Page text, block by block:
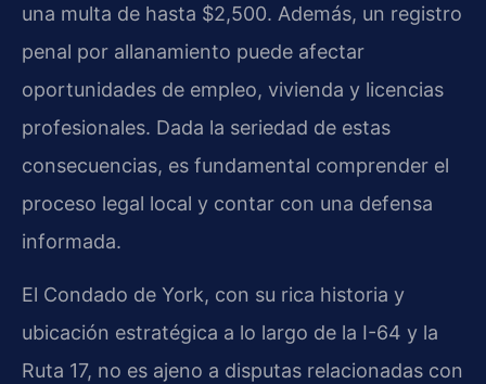
una multa de hasta $2,500. Además, un registro
penal por allanamiento puede afectar
oportunidades de empleo, vivienda y licencias
profesionales. Dada la seriedad de estas
consecuencias, es fundamental comprender el
proceso legal local y contar con una defensa
informada.
El Condado de York, con su rica historia y
ubicación estratégica a lo largo de la I-64 y la
Ruta 17, no es ajeno a disputas relacionadas con